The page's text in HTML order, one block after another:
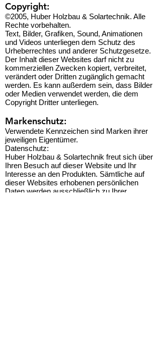
Copyright:
©2005, Huber Holzbau & Solartechnik. Alle
Rechte vorbehalten.
Text, Bilder, Grafiken, Sound, Animationen
und Videos unterliegen dem Schutz des
Urheberrechtes und anderer Schutzgesetze.
Der Inhalt dieser Websites darf nicht zu
kommerziellen Zwecken kopiert, verbreitet,
verändert oder Dritten zugänglich gemacht
werden. Es kann außerdem sein, dass Bilder
oder Medien verwendet werden, die dem
Copyright Dritter unterliegen.
Markenschutz:
Verwendete Kennzeichen sind Marken ihrer
jeweiligen Eigentümer.
Datenschutz:
Huber Holzbau & Solartechnik freut sich über
Ihren Besuch auf dieser Website und Ihr
Interesse an den Produkten. Sämtliche auf
dieser Websites erhobenen persönlichen
Daten werden ausschließlich zu Ihrer